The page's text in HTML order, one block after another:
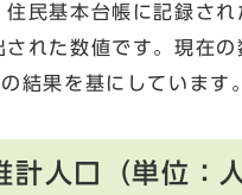
住民基本台帳に記録され
された数値です。現在の
結果を基にしています。
計人口（単位：